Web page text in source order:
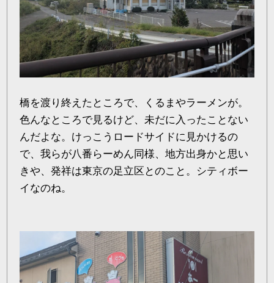
橋を渡り終えたところで、くるまやラーメンが。
色んなところで見るけど、未だに入ったことない
んだよな。けっこうロードサイドに見かけるの
で、我らが八番らーめん同様、地方出身かと思い
きや、発祥は東京の足立区とのこと。シティボー
イなのね。